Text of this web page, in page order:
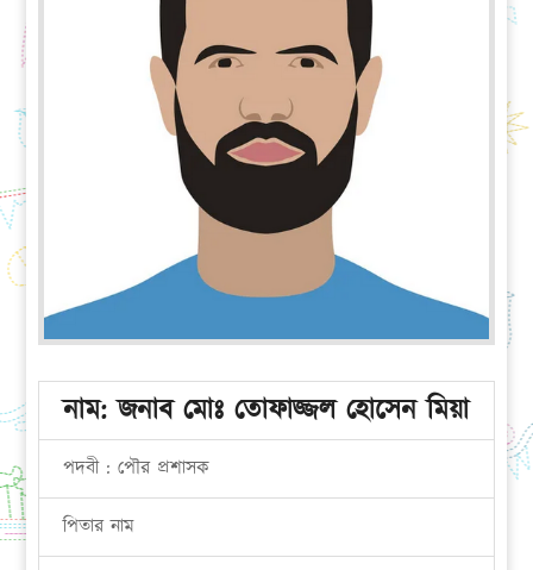
নাম: জনাব মোঃ তোফাজ্জল হোসেন মিয়া
পদবী : পৌর প্রশাসক
পিতার নাম